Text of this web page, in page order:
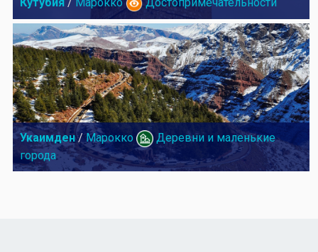
Укаимден/ Марокко
Деревни и маленькие
города